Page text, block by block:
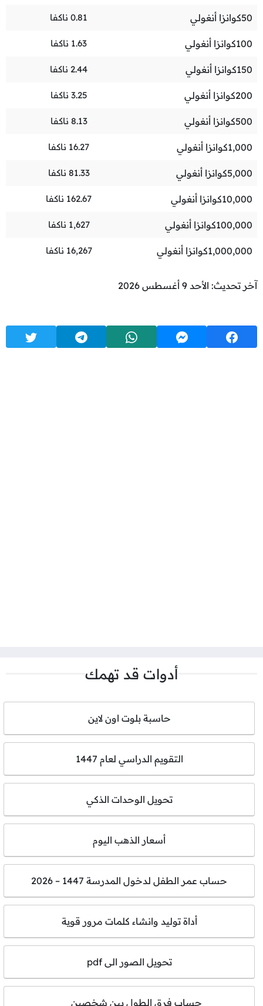
50كوانزا أنغولي 0.81 ناكفا
100كوانزا أنغولي 1.63 ناكفا
150كوانزا أنغولي 2.44 ناكفا
200كوانزا أنغولي 3.25 ناكفا
500كوانزا أنغولي 8.13 ناكفا
1,000كوانزا أنغولي 16.27 ناكفا
5,000كوانزا أنغولي 81.33 ناكفا
10,000كوانزا أنغولي 162.67 ناكفا
100,000كوانزا أنغولي 1,627 ناكفا
1,000,000كوانزا أنغولي 16,267 ناكفا
آخر تحديث: الأحد 9 أغسطس 2026
أدوات قد تهمك
حاسبة بلوت اون لاين
التقويم الدراسي لعام 1447
تحويل الوحدات الذكي
أسعار الذهب اليوم
حساب عمر الطفل لدخول المدرسة 1447 – 2026
أداة توليد وانشاء كلمات مرور قوية
تحويل الصور الى pdf
حساب فرق الطول بين شخصين